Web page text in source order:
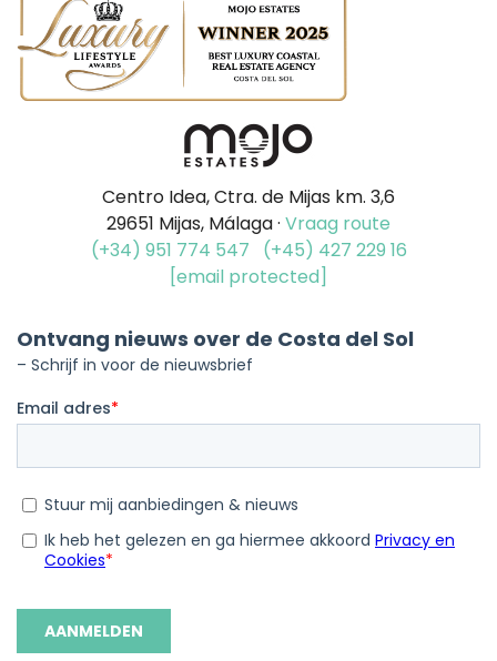
Centro Idea, Ctra. de Mijas km. 3,6
29651 Mijas, Málaga · Vraag route
(+34) 951 774 547
(+45) 427 229 16
[email protected]